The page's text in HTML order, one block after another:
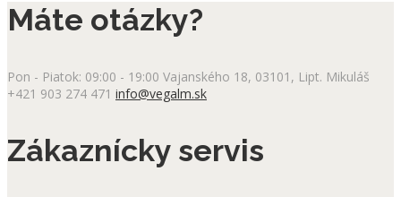
Máte otázky?
Pon - Piatok: 09:00 - 19:00 Vajanského 18, 03101, Lipt. Mikuláš
+421 903 274 471 info@vegalm.sk
Zákaznícky servis